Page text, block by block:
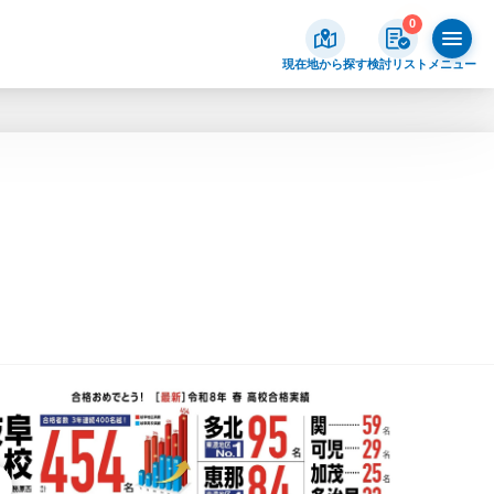
現在地から探す
0
検討リスト メニュー